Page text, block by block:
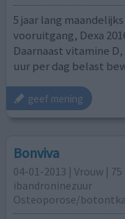
5 jaar lang
vooruitgang, Dexa
Daarnaast vitamine
uur per dag belast
geef mening
Bonviva
04-01-2013 | Vrouw | 75
ibandroninezuur
Osteoporose/